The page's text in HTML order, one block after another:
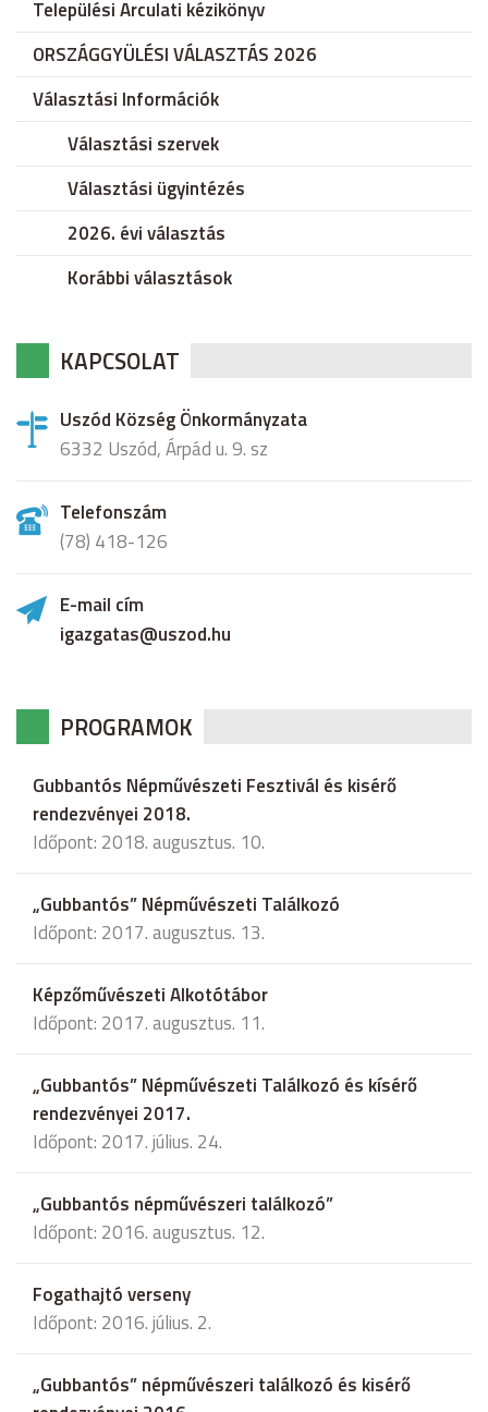
Települési Arculati kézikönyv
ORSZÁGGYÜLÉSI VÁLASZTÁS 2026
Választási Információk
Választási szervek
Választási ügyintézés
2026. évi választás
Korábbi választások
KAPCSOLAT
Uszód Község Önkormányzata
6332 Uszód, Árpád u. 9. sz
Telefonszám
(78) 418-126
E-mail cím
igazgatas@uszod.hu
PROGRAMOK
Gubbantós Népművészeti Fesztivál és kisérő
rendezvényei 2018.
Időpont: 2018. augusztus. 10.
„Gubbantós” Népművészeti Találkozó
Időpont: 2017. augusztus. 13.
Képzőművészeti Alkotótábor
Időpont: 2017. augusztus. 11.
„Gubbantós” Népművészeti Találkozó és kísérő
rendezvényei 2017.
Időpont: 2017. július. 24.
„Gubbantós népművészeri találkozó”
Időpont: 2016. augusztus. 12.
Fogathajtó verseny
Időpont: 2016. július. 2.
„Gubbantós” népművészeri találkozó és kisérő